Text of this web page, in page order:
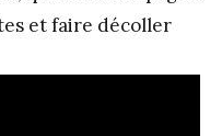
et faire décoller